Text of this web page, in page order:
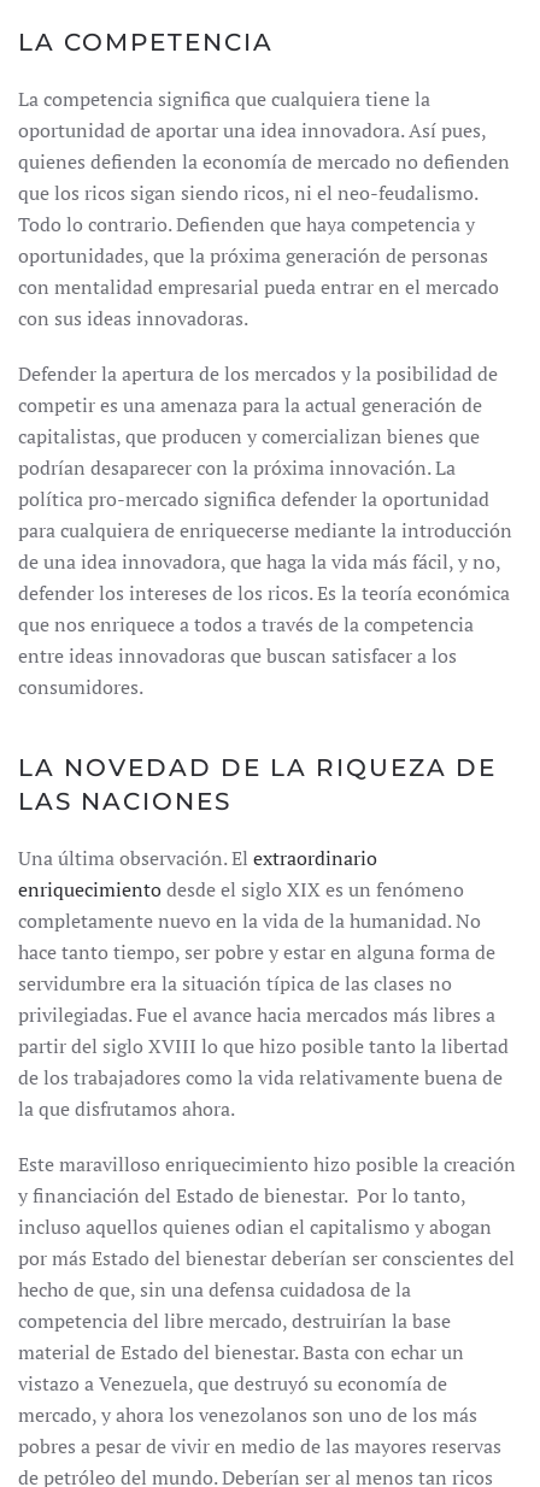
LA COMPETENCIA
La competencia significa que cualquiera tiene la
oportunidad de aportar una idea innovadora. Así pues,
quienes defienden la economía de mercado no defienden
que los ricos sigan siendo ricos, ni el neo-feudalismo.
Todo lo contrario. Defienden que haya competencia y
oportunidades, que la próxima generación de personas
con mentalidad empresarial pueda entrar en el mercado
con sus ideas innovadoras.
Defender la apertura de los mercados y la posibilidad de
competir es una amenaza para la actual generación de
capitalistas, que producen y comercializan bienes que
podrían desaparecer con la próxima innovación. La
política pro-mercado significa defender la oportunidad
para cualquiera de enriquecerse mediante la introducción
de una idea innovadora, que haga la vida más fácil, y no,
defender los intereses de los ricos. Es la teoría económica
que nos enriquece a todos a través de la competencia
entre ideas innovadoras que buscan satisfacer a los
consumidores.
LA NOVEDAD DE LA RIQUEZA DE
LAS NACIONES
Una última observación. El extraordinario
enriquecimientodesde el siglo XIX es un fenómeno
completamente nuevo en la vida de la humanidad. No
hace tanto tiempo, ser pobre y estar en alguna forma de
servidumbre era la situación típica de las clases no
privilegiadas. Fue el avance hacia mercados más libres a
partir del siglo XVIII lo que hizo posible tanto la libertad
de los trabajadores como la vida relativamente buena de
la que disfrutamos ahora.
Este maravilloso enriquecimiento hizo posible la creación
y financiación del Estado de bienestar. Por lo tanto,
incluso aquellos quienes odian el capitalismo y abogan
por más Estado del bienestar deberían ser conscientes del
hecho de que, sin una defensa cuidadosa de la
competencia del libre mercado, destruirían la base
material de Estado del bienestar. Basta con echar un
vistazo a Venezuela, que destruyó su economía de
mercado, y ahora los venezolanos son uno de los más
pobres a pesar de vivir en medio de las mayores reservas
de petróleo del mundo. Deberían ser al menos tan ricos